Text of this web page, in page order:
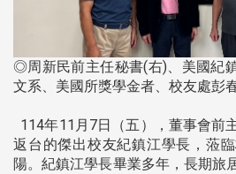
◎周新民前主任秘書(右)、美國紀
文系、美國所獎學金者、校友處彭
114年11月7日（五），董事會前
返台的傑出校友紀鎮江學長，蒞
陽。紀鎮江學長畢業多年，長期旅